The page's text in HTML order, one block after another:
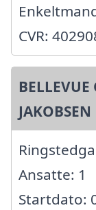
CVR:
JAKOBSEN
Ansatte: 1
Startdato: